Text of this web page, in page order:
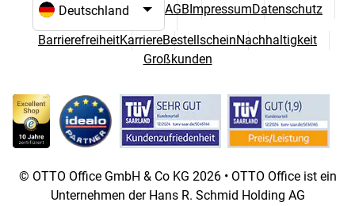
Sprach- und Landesauswahl
AGBImpressumDatenschutz
BarrierefreiheitKarriereBestellscheinNachhaltigkeit
Großkunden
© OTTO Office GmbH & Co KG 2026 • OTTO Office ist ein
Unternehmen der Hans R. Schmid Holding AG